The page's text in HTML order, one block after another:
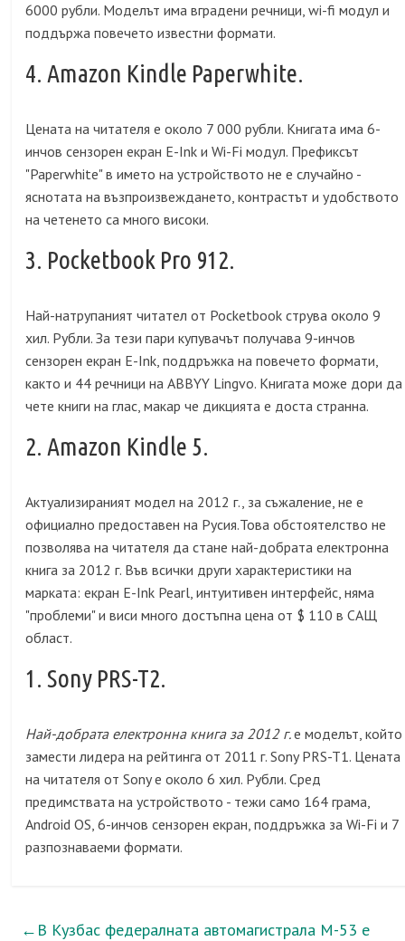
6000 рубли. Моделът има вградени речници, wi-fi модул и
поддържа повечето известни формати.
4. Amazon Kindle Paperwhite.
Цената на читателя е около 7 000 рубли. Книгата има 6-
инчов сензорен екран E-Ink и Wi-Fi модул. Префиксът
"Paperwhite" в името на устройството не е случайно -
яснотата на възпроизвеждането, контрастът и удобството
на четенето са много високи.
3. Pocketbook Pro 912.
Най-натрупаният читател от Pocketbook струва около 9
хил. Рубли. За тези пари купувачът получава 9-инчов
сензорен екран E-Ink, поддръжка на повечето формати,
както и 44 речници на ABBYY Lingvo. Книгата може дори да
чете книги на глас, макар че дикцията е доста странна.
2. Amazon Kindle 5.
Актуализираният модел на 2012 г., за съжаление, не е
официално предоставен на Русия.Това обстоятелство не
позволява на читателя да стане най-добрата електронна
книга за 2012 г. Във всички други характеристики на
марката: екран E-Ink Pearl, интуитивен интерфейс, няма
"проблеми" и виси много достъпна цена от $ 110 в САЩ
област.
1. Sony PRS-T2.
Най-добрата електронна книга за 2012 г.е моделът, който
замести лидера на рейтинга от 2011 г. Sony PRS-T1. Цената
на читателя от Sony е около 6 хил. Рубли. Сред
предимствата на устройството - тежи само 164 грама,
Android OS, 6-инчов сензорен екран, поддръжка за Wi-Fi и 7
разпознаваеми формати.
← В Кузбас федералната автомагистрала М-53 е